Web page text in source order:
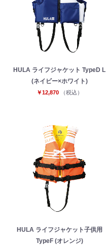
HULA ライフジャケット TypeD L
(ネイビー×ホワイト)
￥12,870 （税込）
HULA ライフジャケット子供用
TypeF (オレンジ)